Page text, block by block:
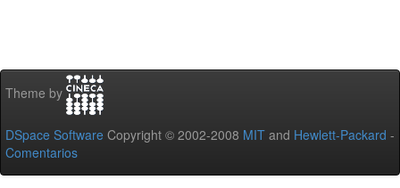
Theme by
DSpace Software Copyright © 2002-2008 MIT and Hewlett-Packard -
Comentarios